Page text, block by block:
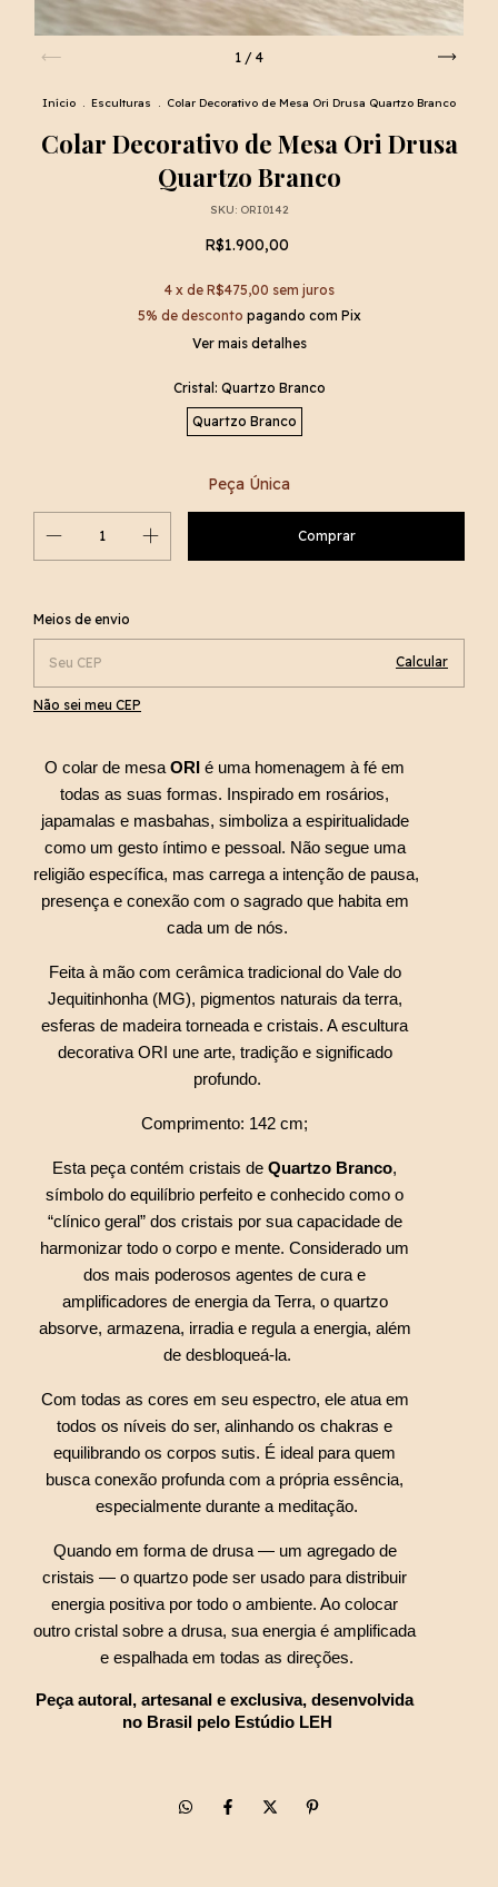
1 / 4
Início . Esculturas . Colar Decorativo de Mesa Ori Drusa Quartzo Branco
Colar Decorativo de Mesa Ori Drusa
Quartzo Branco
SKU: ORI0142
R$1.900,00
4 x de R$475,00 sem juros
5% de desconto pagando com Pix
Ver mais detalhes
Cristal: Quartzo Branco
Quartzo Branco
Peça Única
Entregas para o CEP:
Meios de envio
Calcular
Não sei meu CEP
O colar de mesa ORI é uma homenagem à fé em
todas as suas formas. Inspirado em rosários,
japamalas e masbahas, simboliza a espiritualidade
como um gesto íntimo e pessoal. Não segue uma
religião específica, mas carrega a intenção de pausa,
presença e conexão com o sagrado que habita em
cada um de nós.
Feita à mão com cerâmica tradicional do Vale do
Jequitinhonha (MG), pigmentos naturais da terra,
esferas de madeira torneada e cristais. A escultura
decorativa ORI une arte, tradição e significado
profundo.
Comprimento: 142 cm;
Esta peça contém cristais de Quartzo Branco,
símbolo do equilíbrio perfeito e conhecido como o
“clínico geral” dos cristais por sua capacidade de
harmonizar todo o corpo e mente. Considerado um
dos mais poderosos agentes de cura e
amplificadores de energia da Terra, o quartzo
absorve, armazena, irradia e regula a energia, além
de desbloqueá-la.
Com todas as cores em seu espectro, ele atua em
todos os níveis do ser, alinhando os chakras e
equilibrando os corpos sutis. É ideal para quem
busca conexão profunda com a própria essência,
especialmente durante a meditação.
Quando em forma de drusa — um agregado de
cristais — o quartzo pode ser usado para distribuir
energia positiva por todo o ambiente. Ao colocar
outro cristal sobre a drusa, sua energia é amplificada
e espalhada em todas as direções.
Peça autoral, artesanal e exclusiva, desenvolvida
no Brasil pelo Estúdio LEH